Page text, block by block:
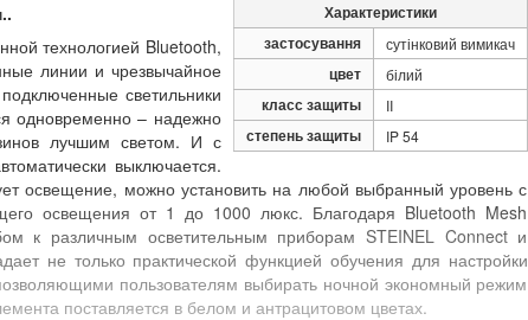
Характеристики
застосування
сутінковий вимикач
цвет білий
класс защиты II
степень защиты IP 54
технологией Bluetooth,
линии и чрезвычайное
светильники
одновременно – надежно
лучшим светом. И с
выключается.
освещение, можно установить на любой выбранный уровень с
освещения от 1 до 1000 люкс. Благодаря Bluetooth Mesh
к различным осветительным приборам STEINEL Connect и
не только практической функцией обучения для настройки
пользователям выбирать ночной экономный режим
поставляется в белом и антрацитовом цветах.